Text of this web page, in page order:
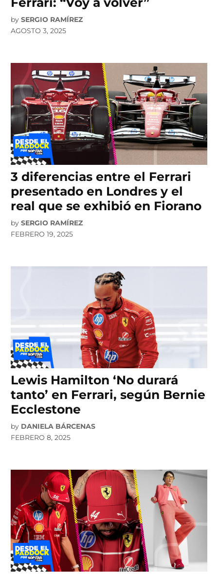
by SERGIO RAMÍREZ
AGOSTO 3, 2025
3 diferencias entre el Ferrari
presentado en Londres y el
real que se exhibió en Fiorano
by SERGIO RAMÍREZ
FEBRERO 19, 2025
Lewis Hamilton ‘No durará
tanto’ en Ferrari, según Bernie
Ecclestone
by DANIELA BÁRCENAS
FEBRERO 8, 2025